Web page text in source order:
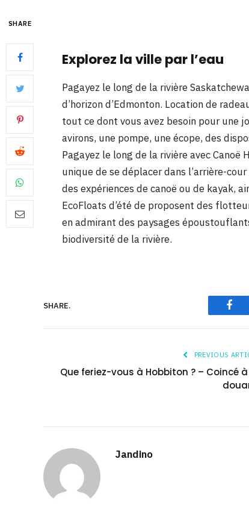
SHARE
Explorez la ville par l’eau
Pagayez le long de la rivière
d’horizon d’Edmonton. Location de
tout ce dont vous avez besoin pour une
avirons, une pompe, une écope, des
Pagayez le long de la rivière avec Canoë
unique de se déplacer dans l’arrière-
des expériences de canoë ou de kayak,
EcoFloats d’été de proposent des
en admirant des paysages
biodiversité de la rivière.
SHARE.
PREVIOUS
Que feriez-vous à Hobbiton ? – Coincé
Jandino